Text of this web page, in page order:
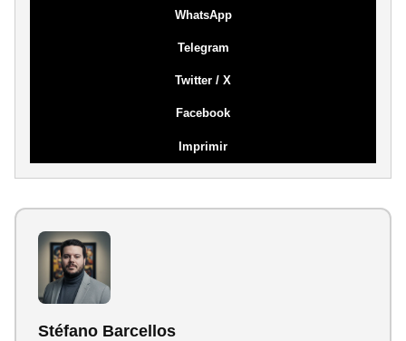
WhatsApp
Telegram
Twitter / X
Facebook
Imprimir
Stéfano Barcellos